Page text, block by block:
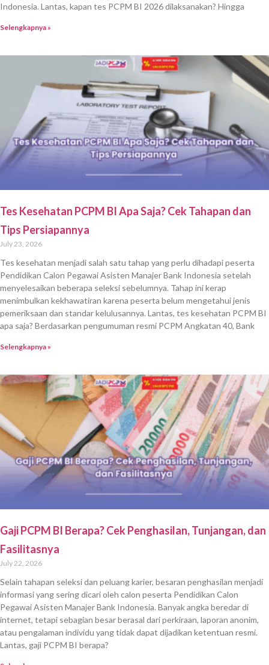
Indonesia. Lantas, kapan tes PCPM BI 2026 dilaksanakan? Hingga
Selengkapnya »
Tes Kesehatan PCPM BI Apa Saja? Cek Tahapan dan
Tips Persiapannya
July 23, 2026
Tes kesehatan menjadi salah satu tahap yang perlu dihadapi peserta
Pendidikan Calon Pegawai Asisten Manajer Bank Indonesia setelah
menyelesaikan beberapa seleksi sebelumnya. Tahap ini kerap
menimbulkan kekhawatiran karena peserta belum mengetahui jenis
pemeriksaan dan standar kelulusannya. Lantas, tes kesehatan PCPM BI
apa saja? Berdasarkan pengumuman resmi PCPM Angkatan 40, Bank
Selengkapnya »
Gaji PCPM BI Berapa? Cek Penghasilan, Tunjangan, dan
Fasilitasnya
July 22, 2026
Selain tahapan seleksi dan peluang karier, besaran penghasilan menjadi
informasi yang sering dicari oleh calon peserta Pendidikan Calon
Pegawai Asisten Manajer Bank Indonesia. Banyak angka beredar di
internet, tetapi sebagian besar berasal dari perkiraan, laporan anonim,
atau pengalaman individu yang tidak dapat dijadikan ketentuan resmi.
Lantas, gaji PCPM BI berapa?